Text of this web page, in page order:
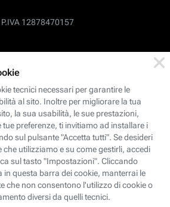
P.IVA 12878470157